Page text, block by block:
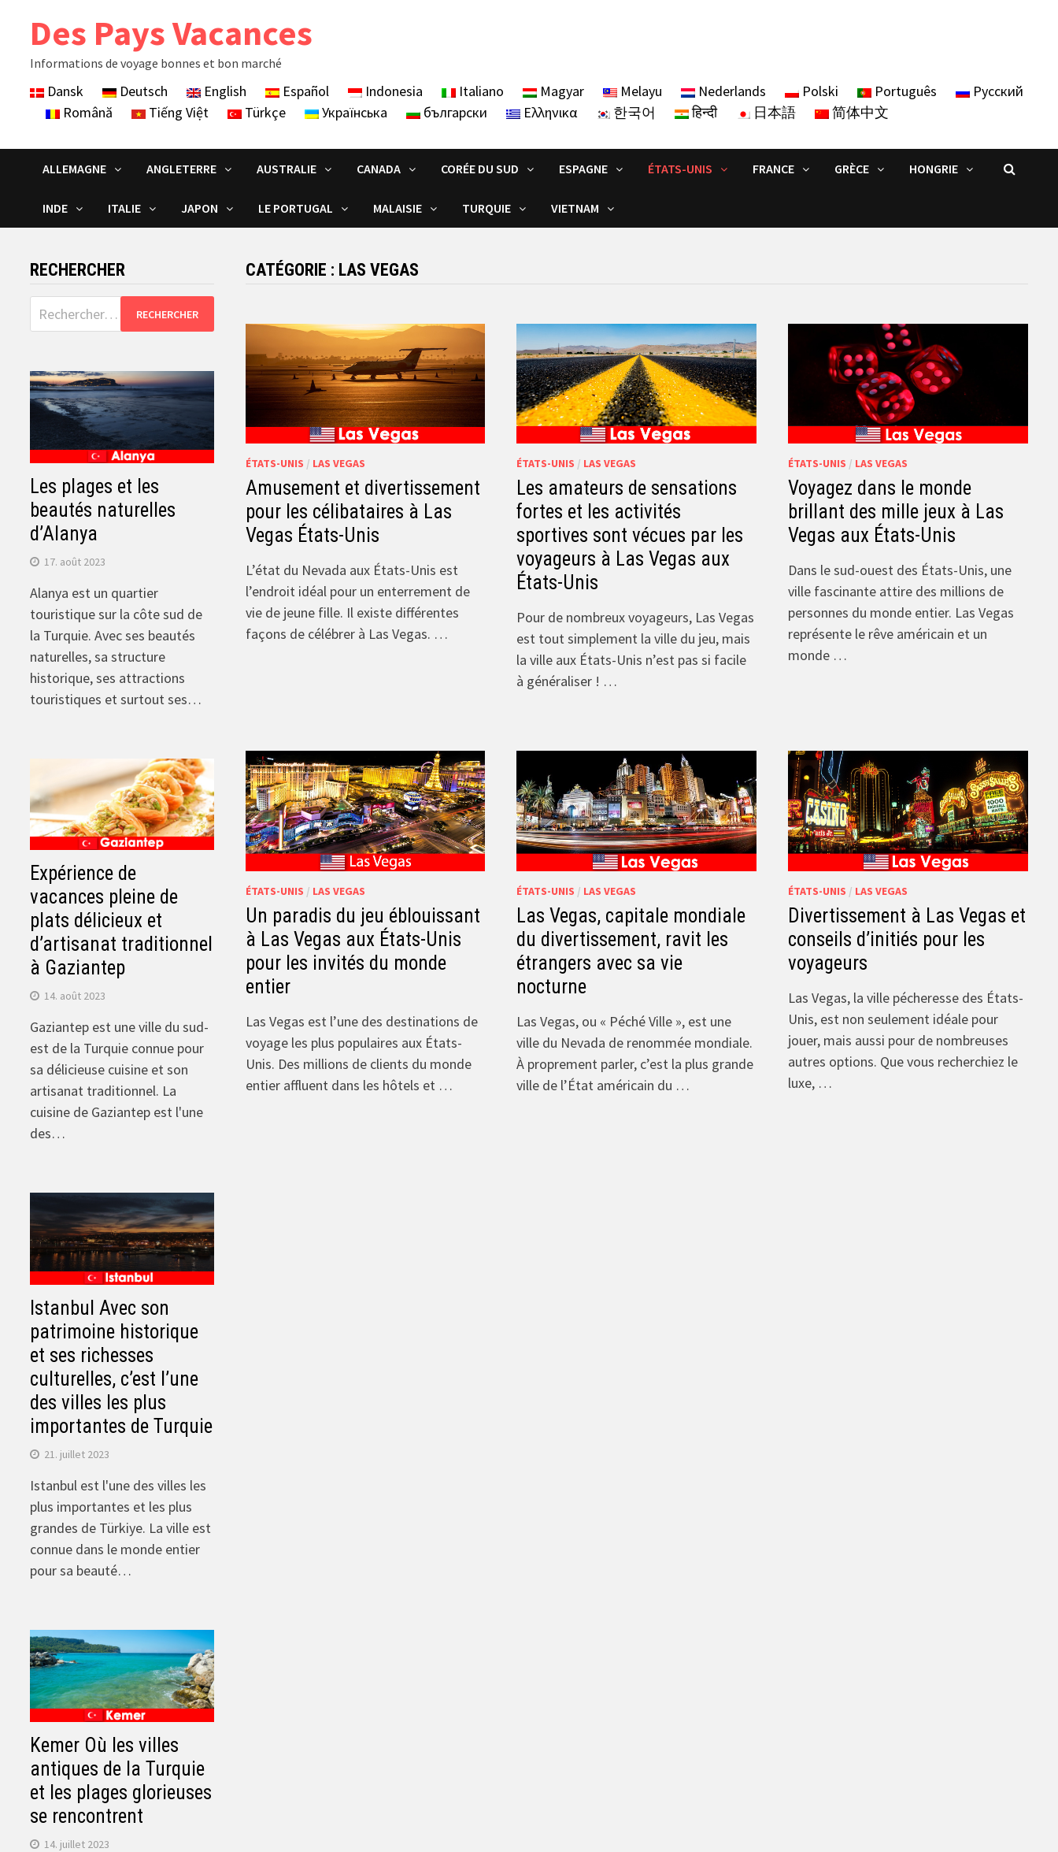
Des Pays Vacances
Informations de voyage bonnes et bon marché
Dansk Deutsch English Español Indonesia Italiano Magyar Melayu Nederlands Polski Português
Русский
Română
Tiếng Việt Türkçe Українська български Ελληνικα 한국어 हिन्दी 日本語 简体中文
ALLEMAGNE ANGLETERRE AUSTRALIE CANADA CORÉE DU SUD ESPAGNE ÉTATS-UNIS FRANCE GRÈCE HONGRIE
INDE ITALIE JAPON LE PORTUGAL MALAISIE TURQUIE VIETNAM
CATÉGORIE : LAS VEGAS
ÉTATS-UNIS / LAS VEGAS
Amusement et divertissement
pour les célibataires à Las
Vegas États-Unis
L’état du Nevada aux États-Unis est
l’endroit idéal pour un enterrement de
vie de jeune fille. Il existe différentes
façons de célébrer à Las Vegas. …
ÉTATS-UNIS / LAS VEGAS
Les amateurs de sensations
fortes et les activités
sportives sont vécues par les
voyageurs à Las Vegas aux
États-Unis
Pour de nombreux voyageurs, Las Vegas
est tout simplement la ville du jeu, mais
la ville aux États-Unis n’est pas si facile
à généraliser ! …
ÉTATS-UNIS / LAS VEGAS
Voyagez dans le monde
brillant des mille jeux à Las
Vegas aux États-Unis
Dans le sud-ouest des États-Unis, une
ville fascinante attire des millions de
personnes du monde entier. Las Vegas
représente le rêve américain et un
monde …
ÉTATS-UNIS / LAS VEGAS
Un paradis du jeu éblouissant
à Las Vegas aux États-Unis
pour les invités du monde
entier
Las Vegas est l’une des destinations de
voyage les plus populaires aux États-
Unis. Des millions de clients du monde
entier affluent dans les hôtels et …
ÉTATS-UNIS / LAS VEGAS
Las Vegas, capitale mondiale
du divertissement, ravit les
étrangers avec sa vie
nocturne
Las Vegas, ou « Péché Ville », est une
ville du Nevada de renommée mondiale.
À proprement parler, c’est la plus grande
ville de l’État américain du …
ÉTATS-UNIS / LAS VEGAS
Divertissement à Las Vegas et
conseils d’initiés pour les
voyageurs
Las Vegas, la ville pécheresse des États-
Unis, est non seulement idéale pour
jouer, mais aussi pour de nombreuses
autres options. Que vous recherchiez le
luxe, …
RECHERCHER
Rechercher :
Les plages et les
beautés naturelles
d’Alanya
17. août 2023
Alanya est un quartier
touristique sur la côte sud de
la Turquie. Avec ses beautés
naturelles, sa structure
historique, ses attractions
touristiques et surtout ses…
Expérience de
vacances pleine de
plats délicieux et
d’artisanat traditionnel
à Gaziantep
14. août 2023
Gaziantep est une ville du sud-
est de la Turquie connue pour
sa délicieuse cuisine et son
artisanat traditionnel. La
cuisine de Gaziantep est l'une
des…
Istanbul Avec son
patrimoine historique
et ses richesses
culturelles, c’est l’une
des villes les plus
importantes de Turquie
21. juillet 2023
Istanbul est l'une des villes les
plus importantes et les plus
grandes de Türkiye. La ville est
connue dans le monde entier
pour sa beauté…
Kemer Où les villes
antiques de la Turquie
et les plages glorieuses
se rencontrent
14. juillet 2023